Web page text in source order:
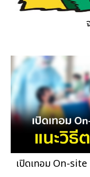
เปิดเทอม On-site